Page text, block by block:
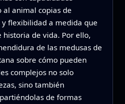
al animal copias de
flexibilidad a medida que
de vida. Por ello,
de las medusas de
sobre cómo pueden
complejos no solo
sino también
de formas